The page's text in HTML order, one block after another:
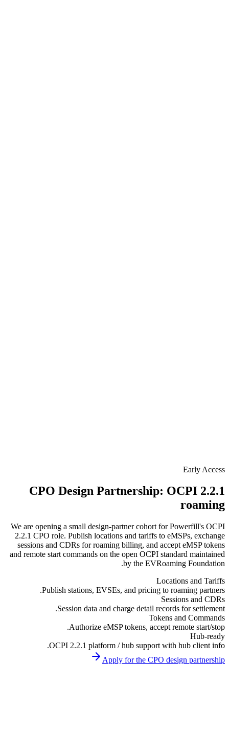
Early
CPO Design Partnership: OCPI
We are opening a small design-partner cohort for Powerfill's
2.2.1 CPO role. Publish locations and tariffs to eMSPs,
sessions and CDRs for roaming billing, and accept eMSP
and remote start commands on the open OCPI standard
by the EVRoaming
Locations and
Publish stations, EVSEs, and pricing to roaming
Sessions and
Session data and charge detail records for
Tokens and
Authorize eMSP tokens, accept remote start/
Hub-
OCPI 2.2.1 platform / hub support with hub client
Apply for the CPO design